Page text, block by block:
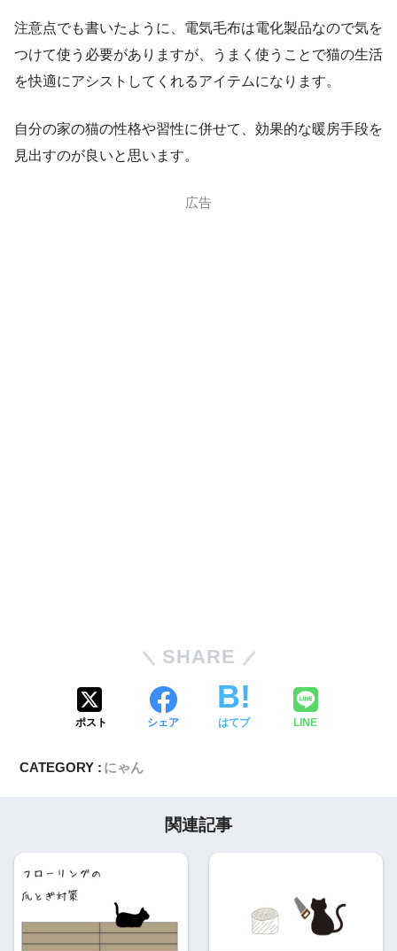
注意点でも書いたように、電気毛布は電化製品なので気を
つけて使う必要がありますが、うまく使うことで猫の生活
を快適にアシストしてくれるアイテムになります。
自分の家の猫の性格や習性に併せて、効果的な暖房手段を
見出すのが良いと思います。
広告
SHARE
ポスト シェア はてブ LINE
CATEGORY : にゃん
関連記事